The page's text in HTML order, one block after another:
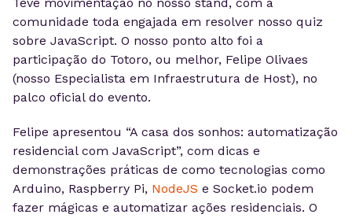
comunidade toda engajada em resolver nosso quiz
sobre JavaScript. O nosso ponto alto foi a
participação do Totoro, ou melhor, Felipe Olivaes
(nosso Especialista em Infraestrutura de Host), no
palco oficial do evento.
Felipe apresentou “A casa dos sonhos: automatização
residencial com JavaScript”, com dicas e
demonstrações práticas de como tecnologias como
Arduino, Raspberry Pi, NodeJS e Socket.io podem
fazer mágicas e automatizar ações residenciais. O